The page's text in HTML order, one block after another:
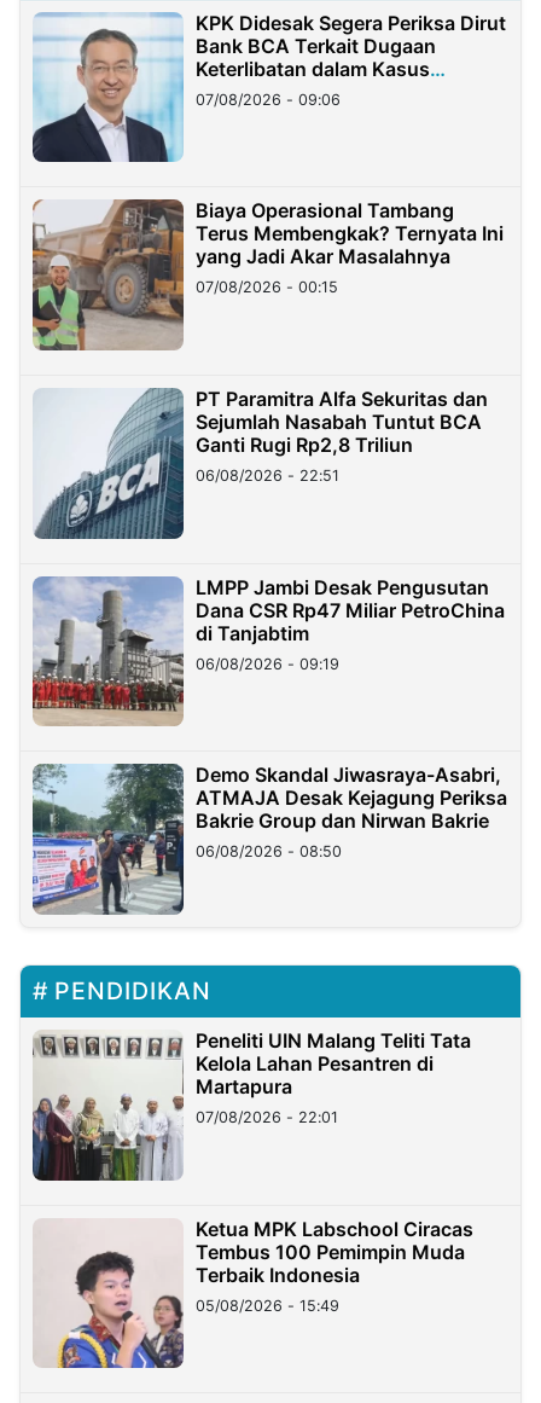
KPK Didesak Segera Periksa Dirut
Bank BCA Terkait Dugaan
Keterlibatan dalam Kasus
Hilangnya Dana Nasabah Rp2,58
Miliar
07/08/2026 - 09:06
Biaya Operasional Tambang
Terus Membengkak? Ternyata Ini
yang Jadi Akar Masalahnya
07/08/2026 - 00:15
PT Paramitra Alfa Sekuritas dan
Sejumlah Nasabah Tuntut BCA
Ganti Rugi Rp2,8 Triliun
06/08/2026 - 22:51
LMPP Jambi Desak Pengusutan
Dana CSR Rp47 Miliar PetroChina
di Tanjabtim
06/08/2026 - 09:19
Demo Skandal Jiwasraya-Asabri,
ATMAJA Desak Kejagung Periksa
Bakrie Group dan Nirwan Bakrie
06/08/2026 - 08:50
PENDIDIKAN
Peneliti UIN Malang Teliti Tata
Kelola Lahan Pesantren di
Martapura
07/08/2026 - 22:01
Ketua MPK Labschool Ciracas
Tembus 100 Pemimpin Muda
Terbaik Indonesia
05/08/2026 - 15:49